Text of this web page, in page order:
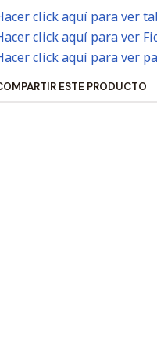
click aquí para ver
click aquí para ver
click aquí para ver
ESTE PRODUCTO